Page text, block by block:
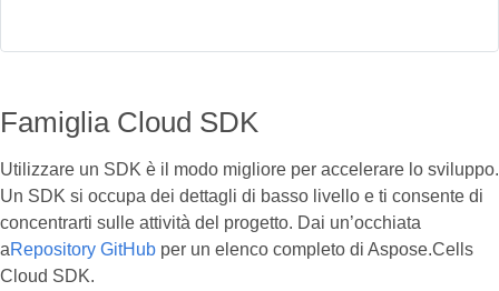
Famiglia Cloud SDK
Utilizzare un SDK è il modo migliore per accelerare lo sviluppo.
Un SDK si occupa dei dettagli di basso livello e ti consente di
concentrarti sulle attività del progetto. Dai un’occhiata
aRepository GitHub per un elenco completo di Aspose.Cells
Cloud SDK.